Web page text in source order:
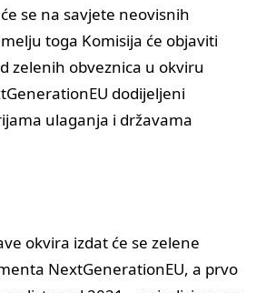
se na savjete neovisnih
toga Komisija će objaviti
zelenih obveznica u okviru
dodijeljeni
ulaganja i državama
okvira izdat će se zelene
NextGenerationEU, a prvo